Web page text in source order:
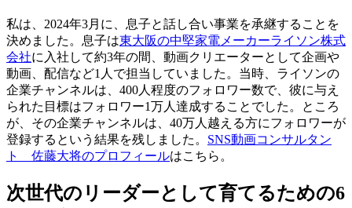
私は、2024年3月に、息子と話し合い事業を承継することを
決めました。息子は東大阪の中堅家電メーカーライソン株式
会社に入社して約3年の間、動画クリエーターとして企画や
動画、配信など1人で担当していました。当時、ライソンの
企業チャンネルは、400人程度のフォロワー数で、彼に与え
られた目標はフォロワー1万人達成することでした。ところ
が、その企業チャンネルは、40万人越える方にフォロワーが
登録するという結果を残しました。 SNS動画コンサルタン
ト 佐藤大将のプロフィールはこちら。
次世代のリーダーとして育てるための6